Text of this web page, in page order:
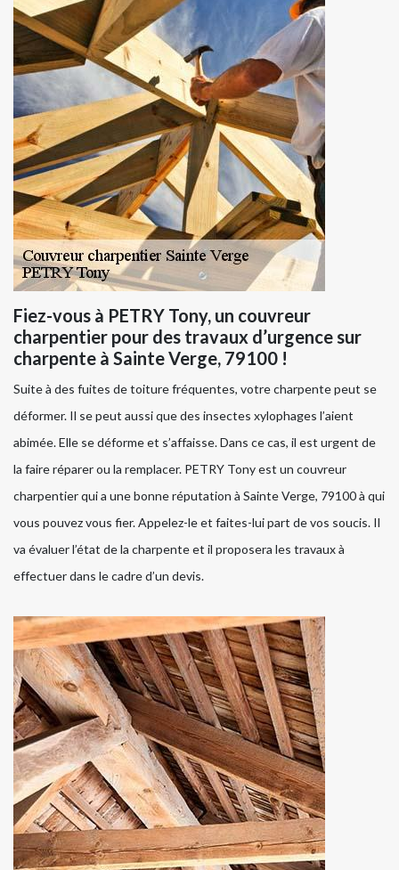
Fiez-vous à PETRY Tony, un couvreur
charpentier pour des travaux d’urgence sur
charpente à Sainte Verge, 79100 !
Suite à des fuites de toiture fréquentes, votre charpente peut se
déformer. Il se peut aussi que des insectes xylophages l’aient
abimée. Elle se déforme et s’affaisse. Dans ce cas, il est urgent de
la faire réparer ou la remplacer. PETRY Tony est un couvreur
charpentier qui a une bonne réputation à Sainte Verge, 79100 à qui
vous pouvez vous fier. Appelez-le et faites-lui part de vos soucis. Il
va évaluer l’état de la charpente et il proposera les travaux à
effectuer dans le cadre d’un devis.